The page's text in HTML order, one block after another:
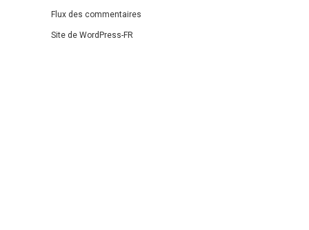
Flux des commentaires
Site de WordPress-FR